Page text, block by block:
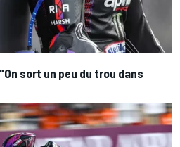
sort un peu du trou dans